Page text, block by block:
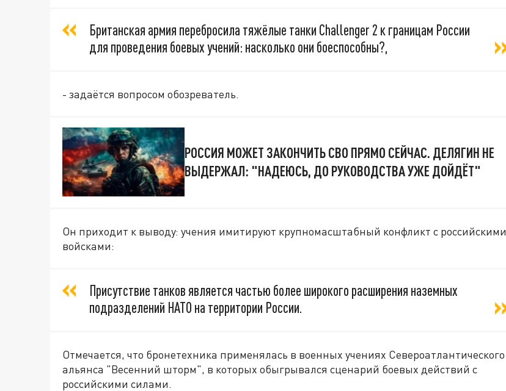
​Британская армия перебросила тяжёлые танки Challenger 2 к границам России
для проведения боевых учений: насколько они боеспособны?,
- задаётся вопросом обозреватель.
РОССИЯ МОЖЕТ ЗАКОНЧИТЬ СВО ПРЯМО СЕЙЧАС. ДЕЛЯГИН НЕ
ВЫДЕРЖАЛ: "НАДЕЮСЬ, ДО РУКОВОДСТВА УЖЕ ДОЙДЁТ"
Он приходит к выводу: учения имитируют крупномасштабный конфликт с российскими
войсками:
Присутствие танков является частью более широкого расширения наземных
подразделений НАТО на территории России.
Отмечается, что бронетехника применялась в военных учениях Североатлантического
альянса "Весенний шторм", в которых обыгрывался сценарий боевых действий с
российскими силами.